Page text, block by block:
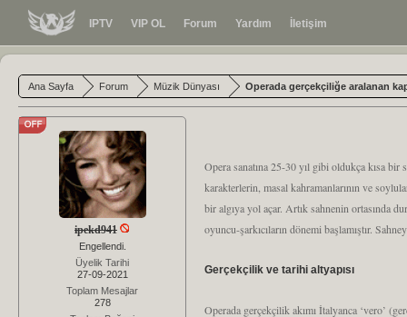
IPTV VIP OL Forum Yardım İletişim
Ana Sayfa Forum Müzik Dünyası Operada gerçekçiliğe aralanan
ipekd941
Engellendi.
Üyelik Tarihi
27-09-2021
Toplam Mesajlar
278
Opera sanatına 25-30 yıl gibi oldukça kısa
karakterlerin, masal kahramanlarının ve
bir algıya yol açar. Artık sahnenin ortasında
oyuncu-şarkıcıların dönemi başlamıştır.
Gerçekçilik ve tarihi altyapısı
Operada gerçekçilik akımı İtalyanca ‘vero’